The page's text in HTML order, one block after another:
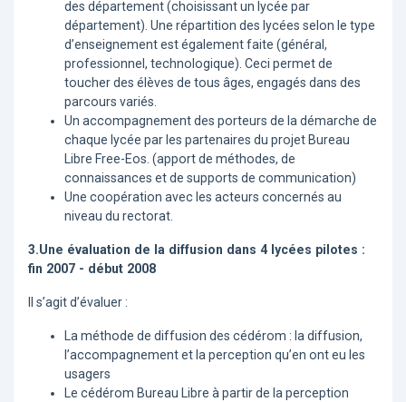
des département (choisissant un lycée par
département). Une répartition des lycées selon le type
d’enseignement est également faite (général,
professionnel, technologique). Ceci permet de
toucher des élèves de tous âges, engagés dans des
parcours variés.
Un accompagnement des porteurs de la démarche de
chaque lycée par les partenaires du projet Bureau
Libre Free-Eos. (apport de méthodes, de
connaissances et de supports de communication)
Une coopération avec les acteurs concernés au
niveau du rectorat.
3.Une évaluation de la diffusion dans 4 lycées pilotes :
fin 2007 - début 2008
Il s’agit d’évaluer :
La méthode de diffusion des cédérom : la diffusion,
l’accompagnement et la perception qu’en ont eu les
usagers
Le cédérom Bureau Libre à partir de la perception